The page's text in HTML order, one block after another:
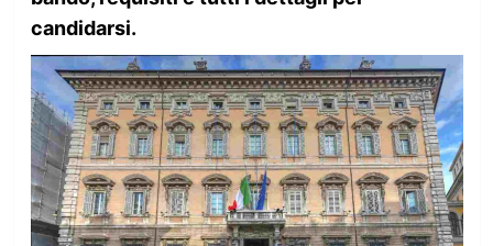
candidarsi.